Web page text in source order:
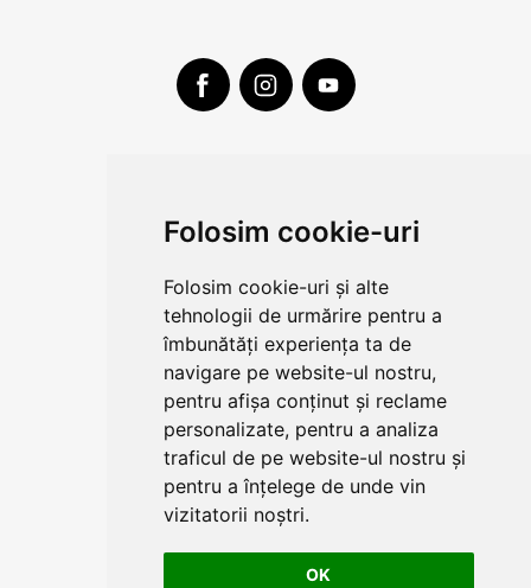
Folosim cookie-uri
Folosim cookie-uri și alte
tehnologii de urmărire pentru a
îmbunătăți experiența ta de
navigare pe website-ul nostru,
pentru afișa conținut și reclame
personalizate, pentru a analiza
traficul de pe website-ul nostru și
pentru a înțelege de unde vin
vizitatorii noștri.
OK
COMPANIA
CONTUL MEU
COMENZI SI LIVRARE
TERMENI SI CONDITII
Traian, nr. 86-88
Vezi mai multe date de contact